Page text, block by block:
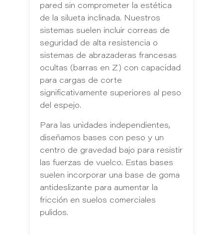
pared sin comprometer la estética
de la silueta inclinada. Nuestros
sistemas suelen incluir correas de
seguridad de alta resistencia o
sistemas de abrazaderas francesas
ocultas (barras en Z) con capacidad
para cargas de corte
significativamente superiores al peso
del espejo.
Para las unidades independientes,
diseñamos bases con peso y un
centro de gravedad bajo para resistir
las fuerzas de vuelco. Estas bases
suelen incorporar una base de goma
antideslizante para aumentar la
fricción en suelos comerciales
pulidos.